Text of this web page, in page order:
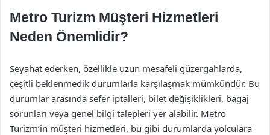
Metro Turizm Müşteri Hizmetleri
Neden Önemlidir?
Seyahat ederken, özellikle uzun mesafeli güzergahlarda,
çeşitli beklenmedik durumlarla karşılaşmak mümkündür. Bu
durumlar arasında sefer iptalleri, bilet değişiklikleri, bagaj
sorunları veya genel bilgi talepleri yer alabilir. Metro
Turizm’in müşteri hizmetleri, bu gibi durumlarda yolculara